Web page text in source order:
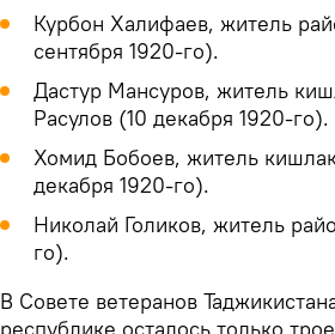
Курбон Халифаев, житель
сентября 1920-го).
Дастур Мансуров, житель
Расулов (10 декабря 1920-го).
Хомид Бобоев, житель
декабря 1920-го).
Николай Голиков, житель
го).
В Совете ветеранов